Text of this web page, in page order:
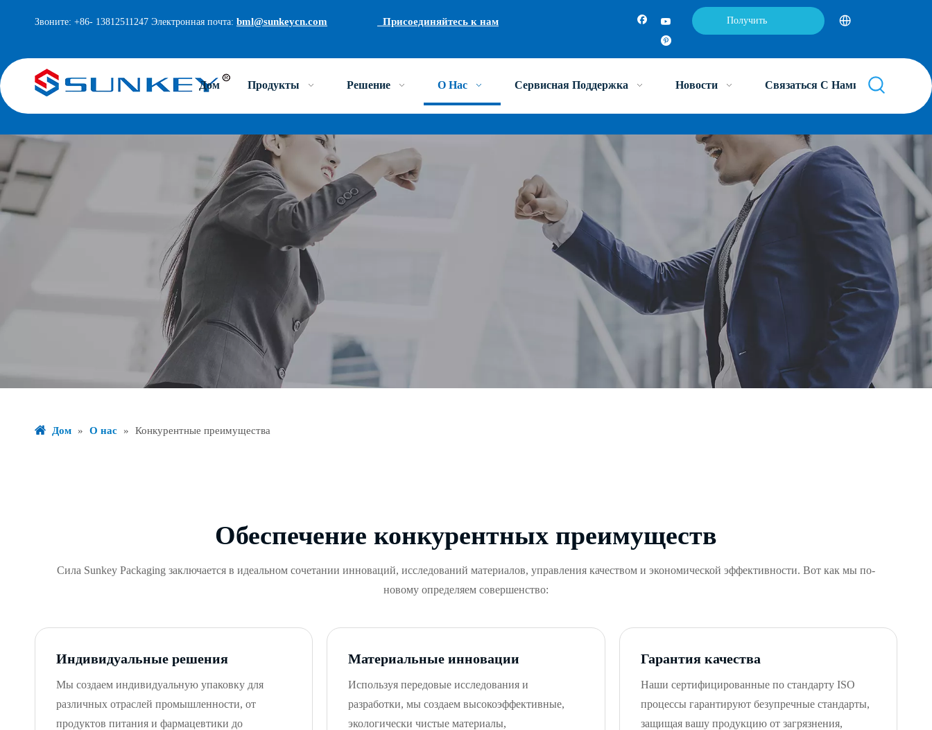
Звоните: +86- 13812511247 Электронная почта: bml@sunkeycn.com Присоединяйтесь к нам Получить
Дом Продукты Решение О Нас Сервисная Поддержка Новости Связаться С Нами
Дом » О нас » Конкурентные преимущества
Обеспечение конкурентных преимуществ
Сила Sunkey Packaging заключается в идеальном сочетании инноваций, исследований материалов, управления качеством и экономической эффективности. Вот как мы по-
новому определяем совершенство:
Индивидуальные решения
Мы создаем индивидуальную упаковку для
различных отраслей промышленности, от
продуктов питания и фармацевтики до
Материальные инновации
Используя передовые исследования и
разработки, мы создаем высокоэффективные,
экологически чистые материалы,
Гарантия качества
Наши сертифицированные по стандарту ISO
процессы гарантируют безупречные стандарты,
защищая вашу продукцию от загрязнения,